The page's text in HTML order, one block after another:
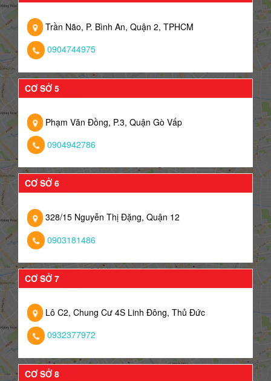
Trần Não, P. Bình An, Quận 2, TPHCM
0904744975
CƠ SỞ 5
Phạm Văn Đồng, P.3, Quận Gò Vấp
0904942786
CƠ SỞ 6
328/15 Nguyễn Thị Đặng, Quận 12
0903181486
CƠ SỞ 7
Lô C2, Chung Cư 4S Linh Đông, Thủ Đức
0932377972
CƠ SỞ 8